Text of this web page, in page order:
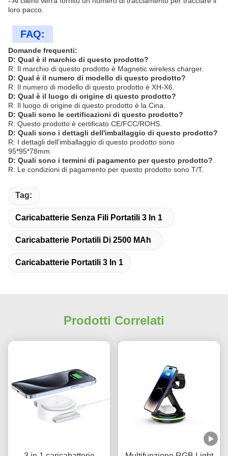
loro pacco.
FAQ:
Domande frequenti:
D: Qual è il marchio di questo prodotto?
R: Il marchio di questo prodotto è Magnetic wireless charger.
D: Qual è il numero di modello di questo prodotto?
R: Il numero di modello di questo prodotto è XH-X6.
D: Qual è il luogo di origine di questo prodotto?
R: Il luogo di origine di questo prodotto è la Cina.
D: Quali sono le certificazioni di questo prodotto?
R: Questo prodotto è certificato CE/FCC/ROHS.
D: Quali sono i dettagli dell'imballaggio di questo prodotto?
R: I dettagli dell'imballaggio di questo prodotto sono
95*95*78mm.
D: Quali sono i termini di pagamento per questo prodotto?
R: Le condizioni di pagamento per questo prodotto sono T/T.
Tag:
Caricabatterie Senza Fili Portatili 3 In 1
Caricabatterie Portatili Di 2500 MAh
Caricabatterie Portatili 3 In 1
Prodotti Correlati